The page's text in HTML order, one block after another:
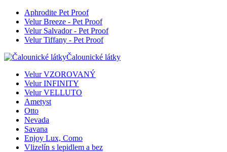
Aphrodite Pet Proof
Velur Breeze - Pet Proof
Velur Salvador - Pet Proof
Velur Tiffany - Pet Proof
Čalounické látky
Velur VZOROVANÝ
Velur INFINITY
Velur VELLUTO
Ametyst
Otto
Nevada
Savana
Enjoy Lux, Como
Vlizelín s lepidlem a bez